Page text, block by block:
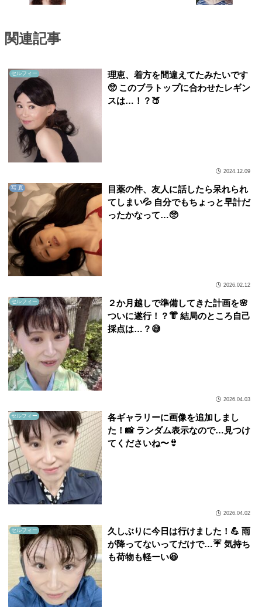
関連記事
セルフィー
理恵、着方を間違えてたみたいです
🥺 このブラトップに合わせたレギン
スは…！？🍑
2024.12.09
写 真
目薬の件、友人に話したら呆れられ
てしまい💦 自分でもちょっと早計だ
ったかなって…🥺
2026.02.12
セルフィー
２か月越しで準備してきた計画を🌸
ついに遂行！？👘 結局のところ自己
採点は…？😅
2026.04.03
セルフィー
各ギャラリーに画像を追加しまし
た！📸 ランダム表示なので…見つけ
てくださいね〜👙
2026.04.02
セルフィー
久しぶりに今日は行けました！💪 雨
が降ってないってだけで…☔️ 気持ち
も荷物も軽ーい😆